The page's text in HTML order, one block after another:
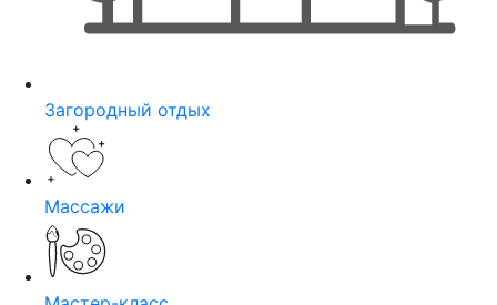
Загородный отдых
Массажи